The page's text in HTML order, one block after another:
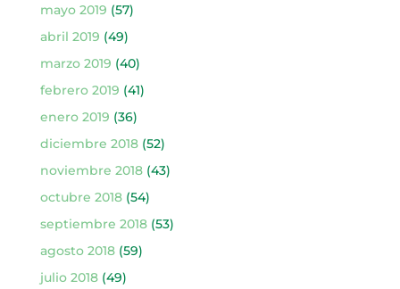
mayo 2019 (57)
abril 2019 (49)
marzo 2019 (40)
febrero 2019 (41)
enero 2019 (36)
diciembre 2018(52)
noviembre 2018(43)
octubre 2018(54)
septiembre 2018(53)
agosto 2018(59)
julio 2018(49)